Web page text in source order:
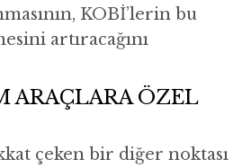
KOBİ’lerin bu
artıracağını
ARAÇLARA ÖZEL
çeken bir diğer noktası